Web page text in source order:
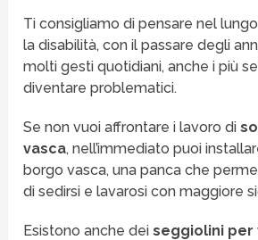
Ti consigliamo di pensare nel
la disabilità, con il passare degli
molti gesti quotidiani, anche i più
diventare problematici.
Se non vuoi affrontare i lavoro di
vasca, nell’immediato puoi
borgo vasca, una panca che
di sedirsi e lavarosi con maggiore
Esistono anche deiseggiolini per